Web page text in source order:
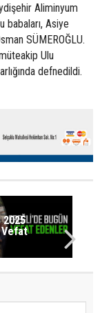
Aliminyum
babaları, Asiye
SÜMEROĞLU.
Ulu
defnedildi.
2025
Vefat